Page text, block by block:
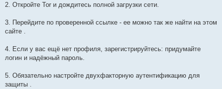
2. Откройте Tor и дождитесь полной загрузки сети.
3. Перейдите по проверенной ссылке - ее можно так же найти на этом
сайте .
4. Если у вас ещё нет профиля, зарегистрируйтесь: придумайте
логин и надёжный пароль.
5. Обязательно настройте двухфакторную аутентификацию для
защиты .